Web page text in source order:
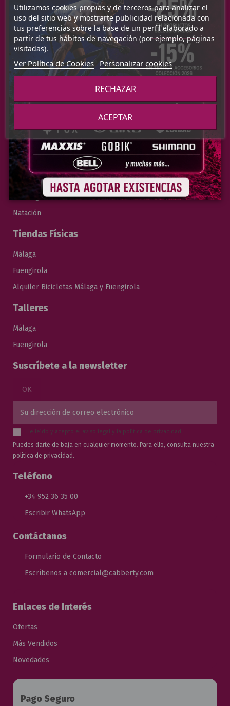
FAQs
Mapa del Sitio
Blog
Categorías
Accesorios
Textil Ciclismo
Cascos
Zapatillas Ciclismo
Running
Natación
Tiendas Físicas
Málaga
Fuengirola
Alquiler Bicicletas Málaga y Fuengirola
Talleres
Málaga
Fuengirola
Suscríbete a la newsletter
He leído y acepto el aviso legal y la política de privacidad.
Puedes darte de baja en cualquier momento. Para ello, consulta nuestra
política de privacidad.
Teléfono
+34 952 36 35 00
Escribir WhatsApp
Contáctanos
Formulario de Contacto
Escríbenos a comercial@cabberty.com
Enlaces de Interés
Ofertas
Más Vendidos
Novedades
Pago Seguro
Utilizamos cookies propias y de terceros para analizar el
uso del sitio web y mostrarte publicidad relacionada con
tus preferencias sobre la base de un perfil elaborado a
partir de tus hábitos de navegación (por ejemplo, páginas
visitadas).
Ver Política de Cookies Personalizar cookies
RECHAZAR
ACEPTAR